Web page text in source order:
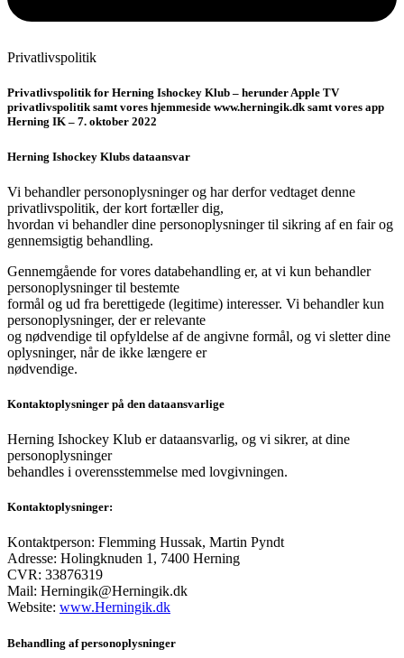
Privatlivspolitik
Privatlivspolitik for Herning Ishockey Klub – herunder Apple TV
privatlivspolitik samt vores hjemmeside www.herningik.dk samt vores app
Herning IK – 7. oktober 2022
Herning Ishockey Klubs dataansvar
Vi behandler personoplysninger og har derfor vedtaget denne
privatlivspolitik, der kort fortæller dig,
hvordan vi behandler dine personoplysninger til sikring af en fair og
gennemsigtig behandling.
Gennemgående for vores databehandling er, at vi kun behandler
personoplysninger til bestemte
formål og ud fra berettigede (legitime) interesser. Vi behandler kun
personoplysninger, der er relevante
og nødvendige til opfyldelse af de angivne formål, og vi sletter dine
oplysninger, når de ikke længere er
nødvendige.
Kontaktoplysninger på den dataansvarlige
Herning Ishockey Klub er dataansvarlig, og vi sikrer, at dine
personoplysninger
behandles i overensstemmelse med lovgivningen.
Kontaktoplysninger:
Kontaktperson: Flemming Hussak, Martin Pyndt
Adresse: Holingknuden 1, 7400 Herning
CVR: 33876319
Mail: Herningik@Herningik.dk
Website: www.Herningik.dk
Behandling af personoplysninger